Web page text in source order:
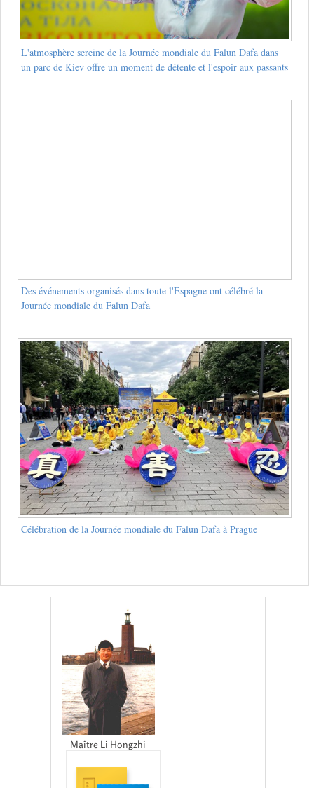
L'atmosphère sereine de la Journée mondiale du Falun Dafa dans
un parc de Kiev offre un moment de détente et l'espoir aux passants
Des événements organisés dans toute l'Espagne ont célébré la
Journée mondiale du Falun Dafa
Célébration de la Journée mondiale du Falun Dafa à Prague
Maître Li Hongzhi